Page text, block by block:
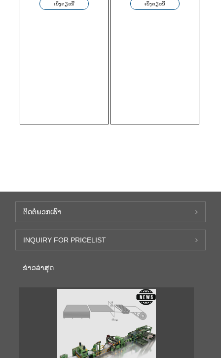
ເບິ່ງດຽວນີ້ ເບິ່ງດຽວນີ້
ຕິດ​ຕໍ່​ພວກ​ເຮົາ
INQUIRY FOR PRICELIST
ຂ່າວ​ລ່າ​ສຸດ